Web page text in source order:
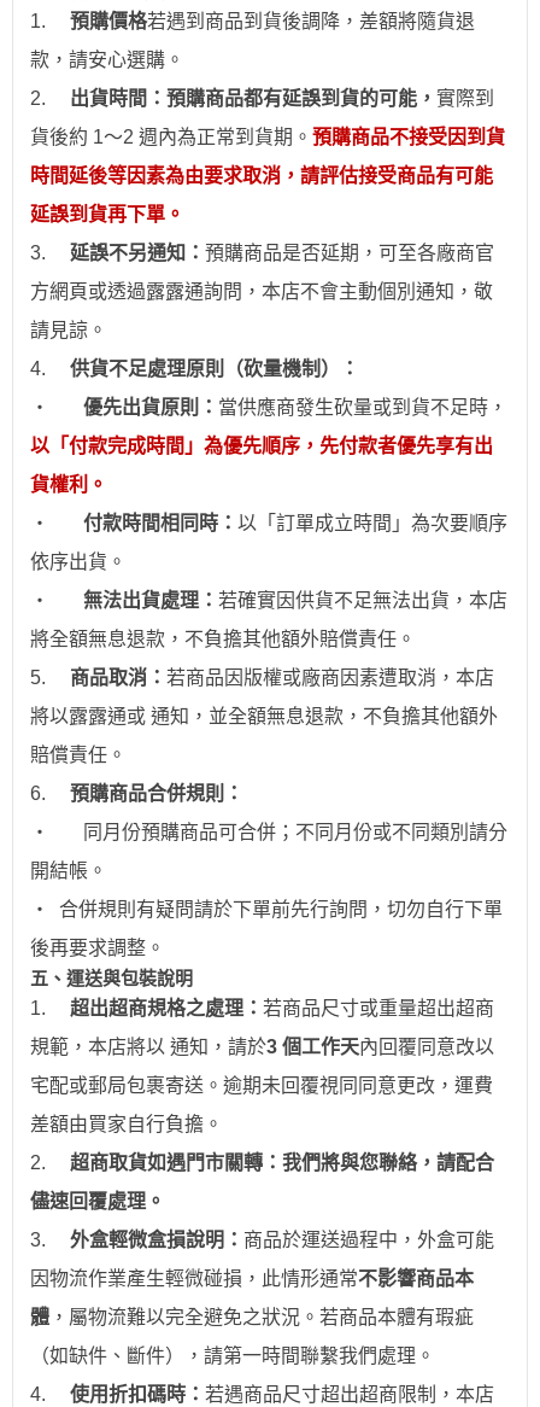
1.
預購價格若遇到 商品到貨後調降，差額將隨貨退
款，請安心選購。
2.
出貨時間：預購商品都有延誤到貨的可能， 實際到
貨後約 1～2 週內為正常到貨期。 預購商品不接受因到貨
時間延後等因素為由要求取消，請評估接受商品有可能
延誤到貨再下單。
3.
延誤不另通知： 預購商品是否延期，可至各廠商官
方網頁或透過露露通詢問，本店不會主動個別通知 ，敬
請見諒。
4.
供貨不足處理原則（砍量機制）：
‧
優先出貨原則： 當供應商發生砍量或到貨不足時，
以「付款完成時間」為優先順序，先付款者優先享有出
貨權利。
‧
付款時間相同時： 以「訂單成立時間」為次要順序
依序出貨。
‧
無法出貨處理： 若確實因供貨不足無法出貨，本店
將全額無息退款，不負擔其他額外賠償責任。
5.
商品取消： 若商品因版權或廠商因素遭取消，本店
將以露露通或 通知，並全額無息退款 ，不負擔其他額外
賠償責任。
6.
預購商品合併規則：
‧
同月份預購商品可合併；不同月份或不同類別請分
開結帳。
‧ 合併規則有疑問請於下單前先行詢問，切勿自行下單
後再要求調整。
五、運送與包裝說明
1.
超出超商規格之處理： 若商品尺寸或重量超出超商
規範，本店將以 通知，請於3 個工作天內回覆同意改以
宅配或郵局包裹寄送。逾期未回覆視同同意更改，運費
差額由買家自行負擔。
2.
超商取貨如遇門市關轉：我們將與您聯絡，請配合
儘速回覆處理。
3.
外盒輕微盒損說明： 商品於運送過程中，外盒可能
因物流作業產生輕微碰損，此情形通常不影響商品本
體 ，屬物流難以完全避免之狀況。若商品本體有瑕疵
（如缺件、斷件），請第一時間聯繫我們處理。
4.
使用折扣碼時： 若遇商品尺寸超出超商限制，本店